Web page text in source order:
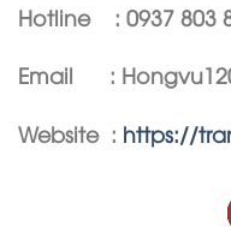
Hotline : 0937 803
Email :
Website : https://